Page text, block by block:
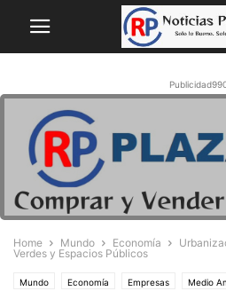
Home Mundo Economía
Verdes y Espacios Públicos
Mundo Economía Empresas Medio